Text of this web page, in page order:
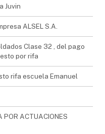
Juvin
ALSEL S.A.
Clase 32 , del pago
por rifa
rifa escuela Emanuel
ACTUACIONES